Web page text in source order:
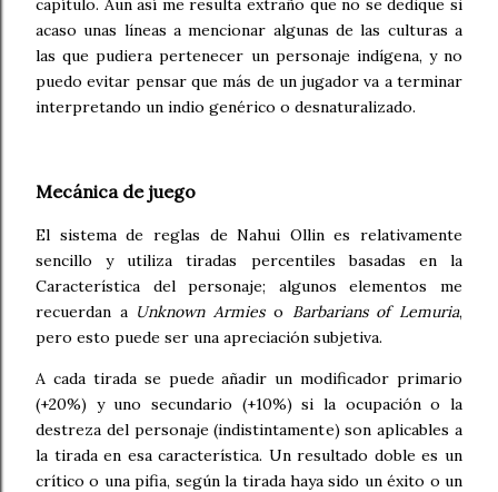
capítulo. Aun así me resulta extraño que no se dedique si
acaso unas líneas a mencionar algunas de las culturas a
las que pudiera pertenecer un personaje indígena, y no
puedo evitar pensar que más de un jugador va a terminar
interpretando un indio genérico o desnaturalizado.
Mecánica de juego
El sistema de reglas de Nahui Ollin es relativamente
sencillo y utiliza tiradas percentiles basadas en la
Característica del personaje; algunos elementos me
recuerdan a Unknown Armieso Barbarians of Lemuria,
pero esto puede ser una apreciación subjetiva.
A cada tirada se puede añadir un modificador primario
(+20%) y uno secundario (+10%) si la ocupación o la
destreza del personaje (indistintamente) son aplicables a
la tirada en esa característica. Un resultado doble es un
crítico o una pifia, según la tirada haya sido un éxito o un